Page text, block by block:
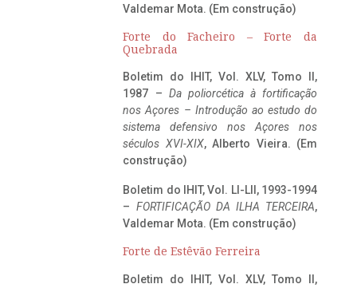
Valdemar Mota. (Em construção)
Forte do Facheiro – Forte da
Quebrada
Boletim do IHIT, Vol. XLV, Tomo II,
1987 – Da poliorcética à fortificação
nos Açores – Introdução ao estudo do
sistema defensivo nos Açores nos
séculos XVI-XIX, Alberto Vieira. (Em
construção)
Boletim do IHIT, Vol. LI-LII, 1993-1994
– FORTIFICAÇÃO DA ILHA TERCEIRA,
Valdemar Mota. (Em construção)
Forte de Estêvão Ferreira
Boletim do IHIT, Vol. XLV, Tomo II,